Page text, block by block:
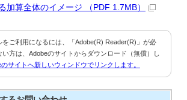
加算全体のイメージ （PDF 1.7MB）
をご利用になるには、「Adobe(R) Reader(R)」が必
方は、Adobeのサイトからダウンロード（無償）し
サイトへ新しいウィンドウでリンクします。